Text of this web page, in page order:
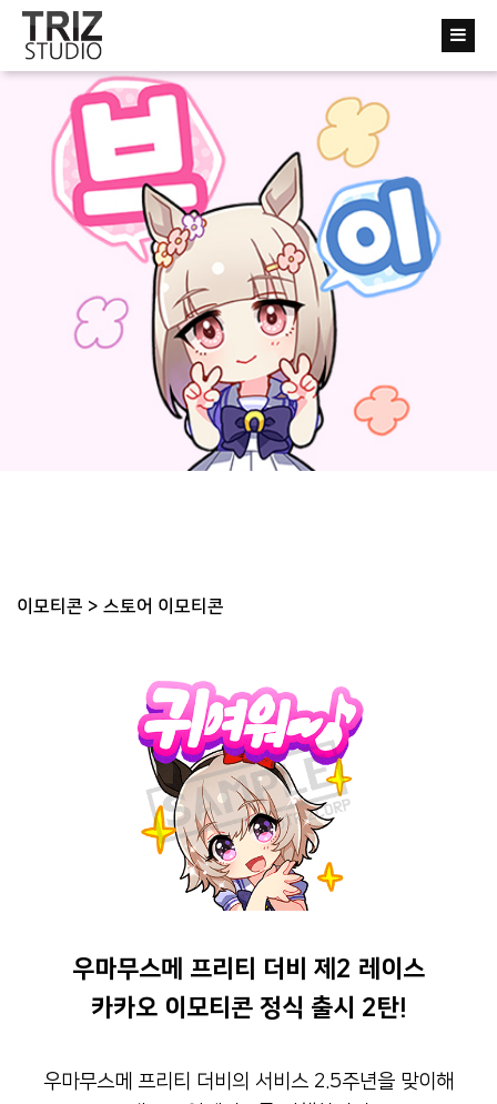
이모티콘 > 스토어 이모티콘
우마무스메 프리티 더비 제2 레이스
카카오 이모티콘 정식 출시 2탄!
우마무스메 프리티 더비의 서비스 2.5주년을 맞이해